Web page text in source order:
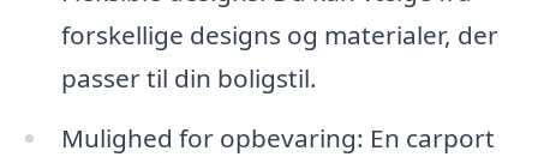
forskellige designs og materialer, der
passer til din boligstil.
Mulighed for opbevaring: En carport